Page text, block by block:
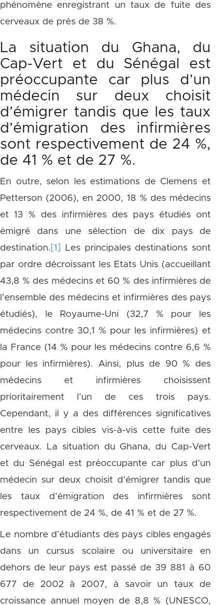
phénomène enregistrant un taux de fuite des
cerveaux de près de 38 %.
La situation du Ghana, du
Cap-Vert et du Sénégal est
préoccupante car plus d’un
médecin sur deux choisit
d’émigrer tandis que les taux
d’émigration des infirmières
sont respectivement de 24 %,
de 41 % et de 27 %.
En outre, selon les estimations de Clemens et
Petterson (2006), en 2000, 18 % des médecins
et 13 % des infirmières des pays étudiés ont
émigré dans une sélection de dix pays de
destination. [1]
Les principales destinations sont
par ordre décroissant les Etats Unis (accueillant
43,8 % des médecins et 60 % des infirmières de
l’ensemble des médecins et infirmières des pays
étudiés), le Royaume-Uni (32,7 % pour les
médecins contre 30,1 % pour les infirmières) et
la France (14 % pour les médecins contre 6,6 %
pour les infirmières). Ainsi, plus de 90 % des
médecins et infirmières choisissent
prioritairement l’un de ces trois pays.
Cependant, il y a des différences significatives
entre les pays cibles vis-à-vis cette fuite des
cerveaux. La situation du Ghana, du Cap-Vert
et du Sénégal est préoccupante car plus d’un
médecin sur deux choisit d’émigrer tandis que
les taux d’émigration des infirmières sont
respectivement de 24 %, de 41 % et de 27 %.
Le nombre d’étudiants des pays cibles engagés
dans un cursus scolaire ou universitaire en
dehors de leur pays est passé de 39 881 à 60
677 de 2002 à 2007, à savoir un taux de
croissance annuel moyen de 8,8 % (UNESCO,